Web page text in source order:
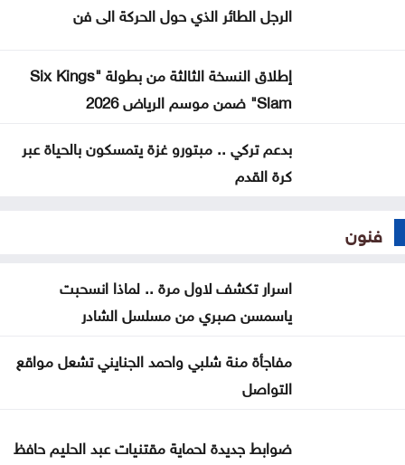
الرجل الطائر الذي حول الحركة الى فن
إطلاق النسخة الثالثة من بطولة "Six Kings
Slam" ضمن موسم الرياض 2026
بدعم تركي .. مبتورو غزة يتمسكون بالحياة عبر
كرة القدم
فنون
اسرار تكشف لاول مرة .. لماذا انسحبت
ياسمسن صبري من مسلسل الشادر
مفاجأة منة شلبي واحمد الجنايني تشعل مواقع
التواصل
ضوابط جديدة لحماية مقتنيات عبد الحليم حافظ